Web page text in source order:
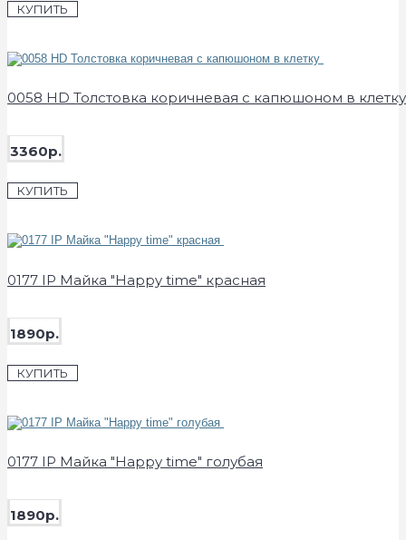
КУПИТЬ
0058 HD Толстовка коричневая с капюшоном в клетку
3360р.
КУПИТЬ
0177 IP Майка "Happy time" красная
1890р.
КУПИТЬ
0177 IP Майка "Happy time" голубая
1890р.